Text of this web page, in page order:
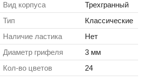
Вид корпуса
Трехгранный
Тип
Классические
Наличие ластика
Нет
Диаметр грифеля
3 мм
Кол-во цветов
24